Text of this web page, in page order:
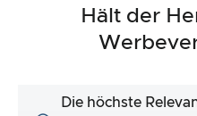
Hält der
Die höchste